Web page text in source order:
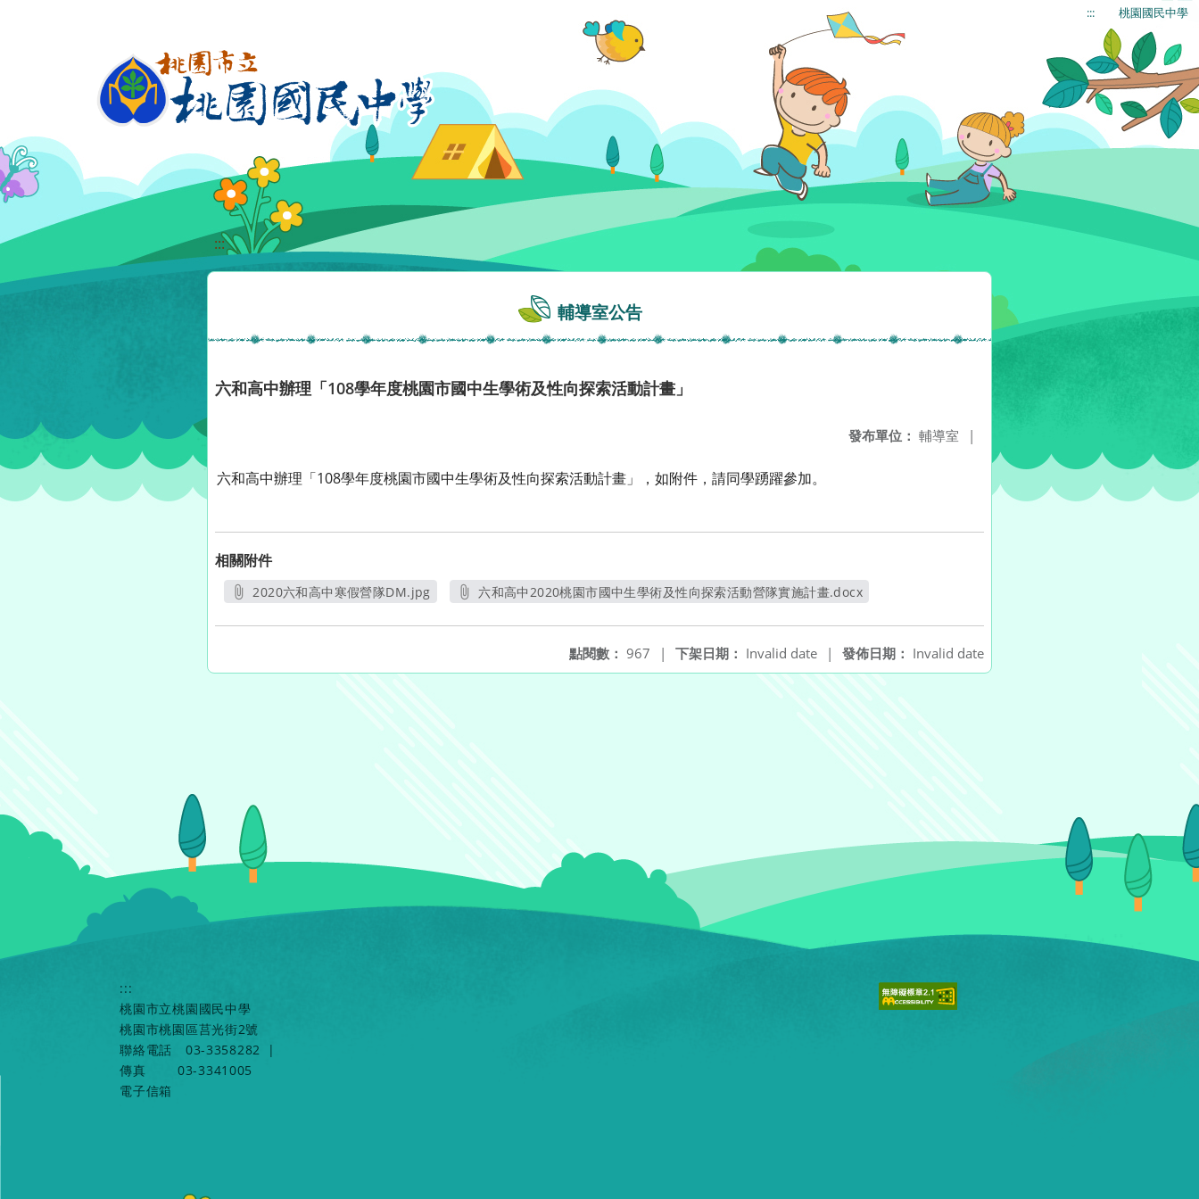
::: 桃園國民中學
:::
輔導室公告
六和高中辦理「108學年度桃園市國中生學術及性向探索活動計畫」
發布單位： 輔導室 |
六和高中辦理「108學年度桃園市國中生學術及性向探索活動計畫」，如附件，請同學踴躍參加。
相關附件
2020六和高中寒假營隊DM.jpg
六和高中2020桃園市國中生學術及性向探索活動營隊實施計畫.docx
發佈日期： Invalid date
下架日期： Invalid date |
點閱數： 967 |
:::
桃園市立桃園國民中學
桃園市桃園區莒光街2號
聯絡電話
03-3358282
|
傳真
03-3341005
電子信箱